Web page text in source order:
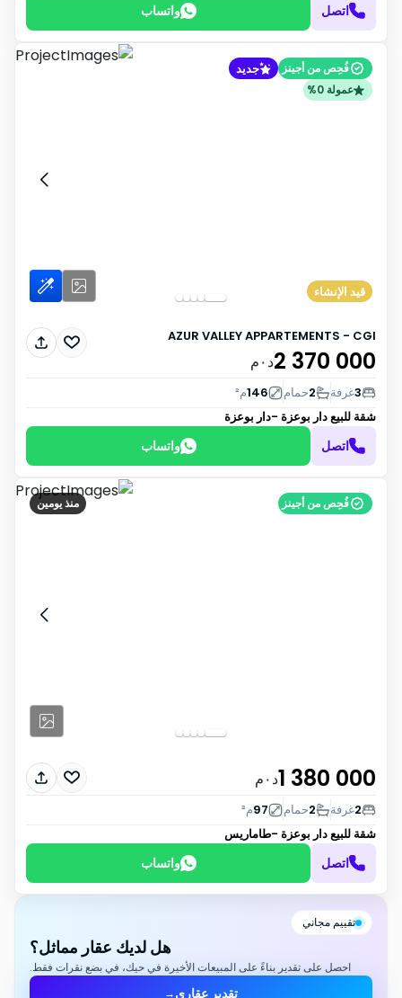
اتصل واتساب
فُحِص من أجينز جديد
عمولة 0%
قيد الإنشاء
AZUR VALLEY APPARTEMENTS - CGI
2 370 000د٠م
3غرفة 2حمام 146م²
شقة للبيعدار بوعزة -دار بوعزة
اتصل واتساب
منذ يومين فُحِص من أجينز
1 380 000د٠م
2غرفة 2حمام 97م²
شقة للبيعدار بوعزة -طاماريس
اتصل واتساب
تقييم مجاني
هل لديك عقار مماثل؟
احصل على تقدير بناءً على المبيعات الأخيرة في حيك، في بضع نقرات فقط.
تقدير عقاري →